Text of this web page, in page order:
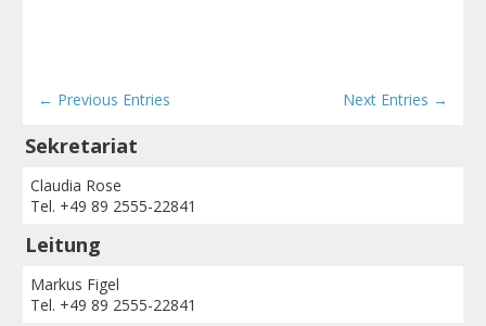
← Previous Entries Next Entries →
Sekretariat
Claudia Rose
Tel. +49 89 2555-22841
Leitung
Markus Figel
Tel. +49 89 2555-22841